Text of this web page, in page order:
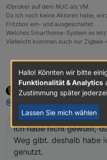
IObroker auf dem NUC als VM.
Da ich noch keine Aktoren habe,
Fritzbox ein- und ausgeschaltet.
Welches Smarthome-System es
Vielleicht kommen auch nur Zigbee-
Offline
AlCalzone DEVELOPER
@
ich habe nicht gewußt,
Weg gibt. deshalb habe
genutzt.
Hallo! Könnten wir bitte
Funktionalität & Analytics
Zustimmung später
Lassen Sie mich wählen